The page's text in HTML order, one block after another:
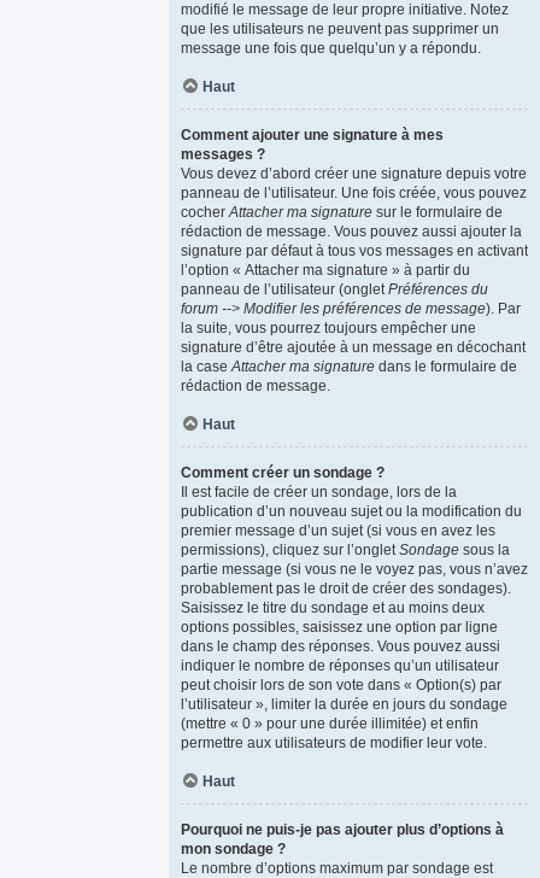
modifié le message de leur propre initiative. Notez
que les utilisateurs ne peuvent pas supprimer un
message une fois que quelqu’un y a répondu.
Haut
Comment ajouter une signature à mes
messages ?
Vous devez d’abord créer une signature depuis votre
panneau de l’utilisateur. Une fois créée, vous pouvez
cocherAttacher ma signature sur le formulaire de
rédaction de message. Vous pouvez aussi ajouter la
signature par défaut à tous vos messages en activant
l’option « Attacher ma signature » à partir du
panneau de l’utilisateur (ongletPréférences du
forum --> Modifier les préférences de message). Par
la suite, vous pourrez toujours empêcher une
signature d’être ajoutée à un message en décochant
la caseAttacher ma signature dans le formulaire de
rédaction de message.
Haut
Comment créer un sondage ?
Il est facile de créer un sondage, lors de la
publication d’un nouveau sujet ou la modification du
premier message d’un sujet (si vous en avez les
permissions), cliquez sur l’ongletSondage sous la
partie message (si vous ne le voyez pas, vous n’avez
probablement pas le droit de créer des sondages).
Saisissez le titre du sondage et au moins deux
options possibles, saisissez une option par ligne
dans le champ des réponses. Vous pouvez aussi
indiquer le nombre de réponses qu’un utilisateur
peut choisir lors de son vote dans « Option(s) par
l’utilisateur », limiter la durée en jours du sondage
(mettre « 0 » pour une durée illimitée) et enfin
permettre aux utilisateurs de modifier leur vote.
Haut
Pourquoi ne puis-je pas ajouter plus d’options à
mon sondage ?
Le nombre d’options maximum par sondage est